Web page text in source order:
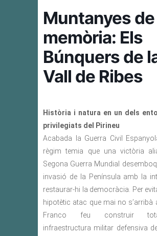
Muntanyes de
memòria: Els
Búnquers de
Vall de Ribes
Història i natura en un dels
privilegiats del Pirineu
Acabada la Guerra Civil
règim temia que una victòria
Segona Guerra Mundial
invasió de la Península amb la
restaurar-hi la democràcia. Per
hipotètic atac que mai no s’arribà
Franco feu construir
infraestructura militar defensiva